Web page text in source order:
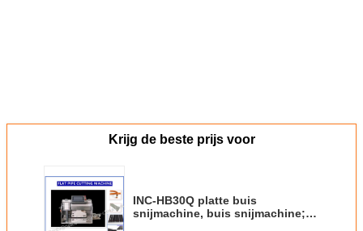
Krijg de beste prijs voor
INC-HB30Q platte buis
snijmachine, buis snijmachine;